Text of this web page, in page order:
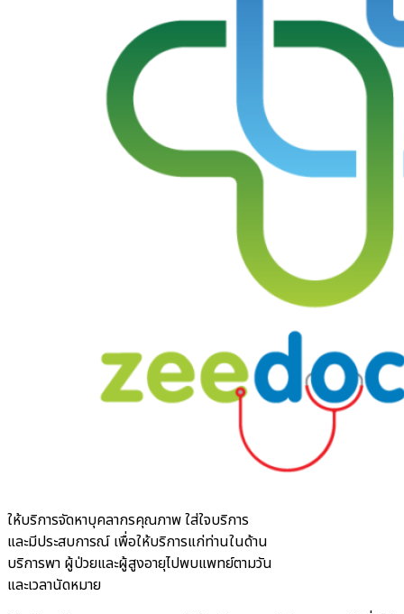
ให้บริการจัดหาบุคลากรคุณภาพ ใส่ใจบริการ
และมีประสบการณ์ เพื่อให้บริการแก่ท่านในด้าน
บริการพา ผู้ป่วยและผู้สูงอายุไปพบแพทย์ตามวัน
และเวลานัดหมาย